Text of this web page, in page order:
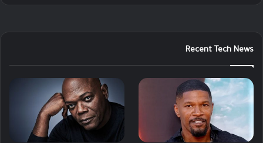
Recent Tech News